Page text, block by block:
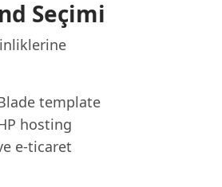
Seçimi
template
hosting
e-ticaret